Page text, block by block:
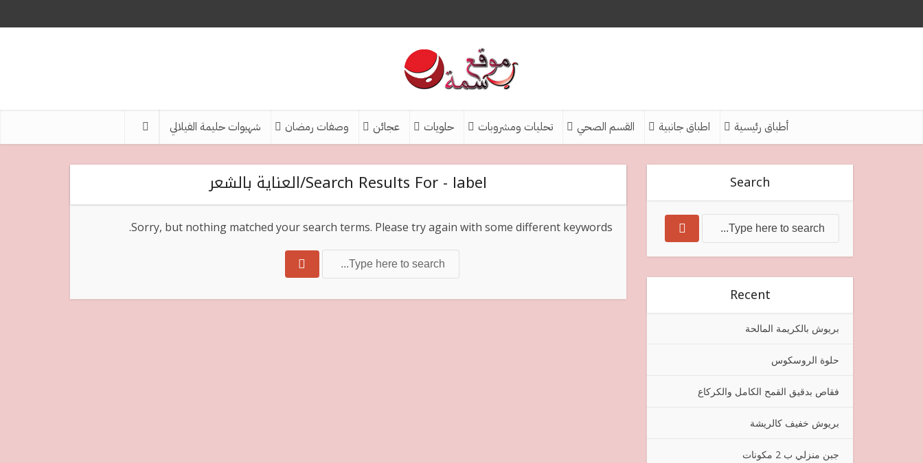
أطباق رئيسية اطباق جانبية القسم الصحي تحليات ومشروبات حلويات عجائن وصفات رمضان شهيوات حليمة الفيلالي
Search Results For - label/العناية بالشعر
Sorry, but nothing matched your search terms. Please try again with some different keywords.
Search
Recent
بريوش بالكريمة المالحة
حلوة الروسكوس
فقاص بدقيق القمح الكامل والكركاع
بريوش خفيف كالريشة
جبن منزلي ب 2 مكونات